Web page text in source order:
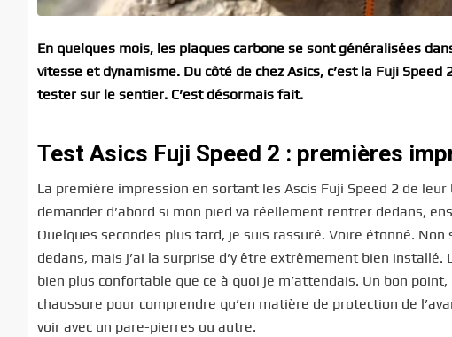
En quelques mois, les plaques carbone se sont généralisées
vitesse et dynamisme. Du côté de chez Asics, c’est la Fuji
tester sur le sentier. C’est désormais fait.
Test Asics Fuji Speed 2 : premières
La première impression en sortant les Ascis Fuji Speed 2 de
demander d’abord si mon pied va réellement rentrer dedans,
Quelques secondes plus tard, je suis rassuré. Voire étonné.
dedans, mais j’ai la surprise d’y être extrêmement bien
bien plus confortable que ce à quoi je m’attendais. Un bon
chaussure pour comprendre qu’en matière de protection de
voir avec un pare-pierres ou autre.